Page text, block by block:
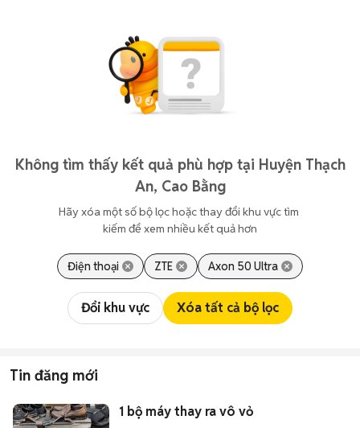
Không tìm thấy kết quả phù hợp tại Huyện Thạch
An, Cao Bằng
Hãy xóa một số bộ lọc hoặc thay đổi khu vực tìm
kiếm để xem nhiều kết quả hơn
Điện thoại ZTE Axon 50 Ultra
Đổi khu vực Xóa tất cả bộ lọc
Tin đăng mới
1 bộ máy thay ra vô vỏ